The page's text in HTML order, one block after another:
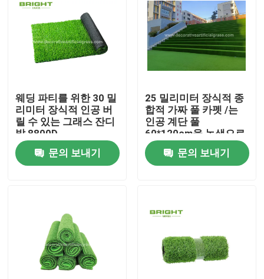
회사 소개
웨딩 파티를 위한 30 밀
리미터 장식적 인공 버
릴 수 있는 그래스 잔디
밭 8800D
문의 보내기
25 밀리미터 장식적 종
합적 가짜 풀 카펫 /는
인공 계단 풀
60*120cm을 녹색으로
만듭니다
문의 보내기